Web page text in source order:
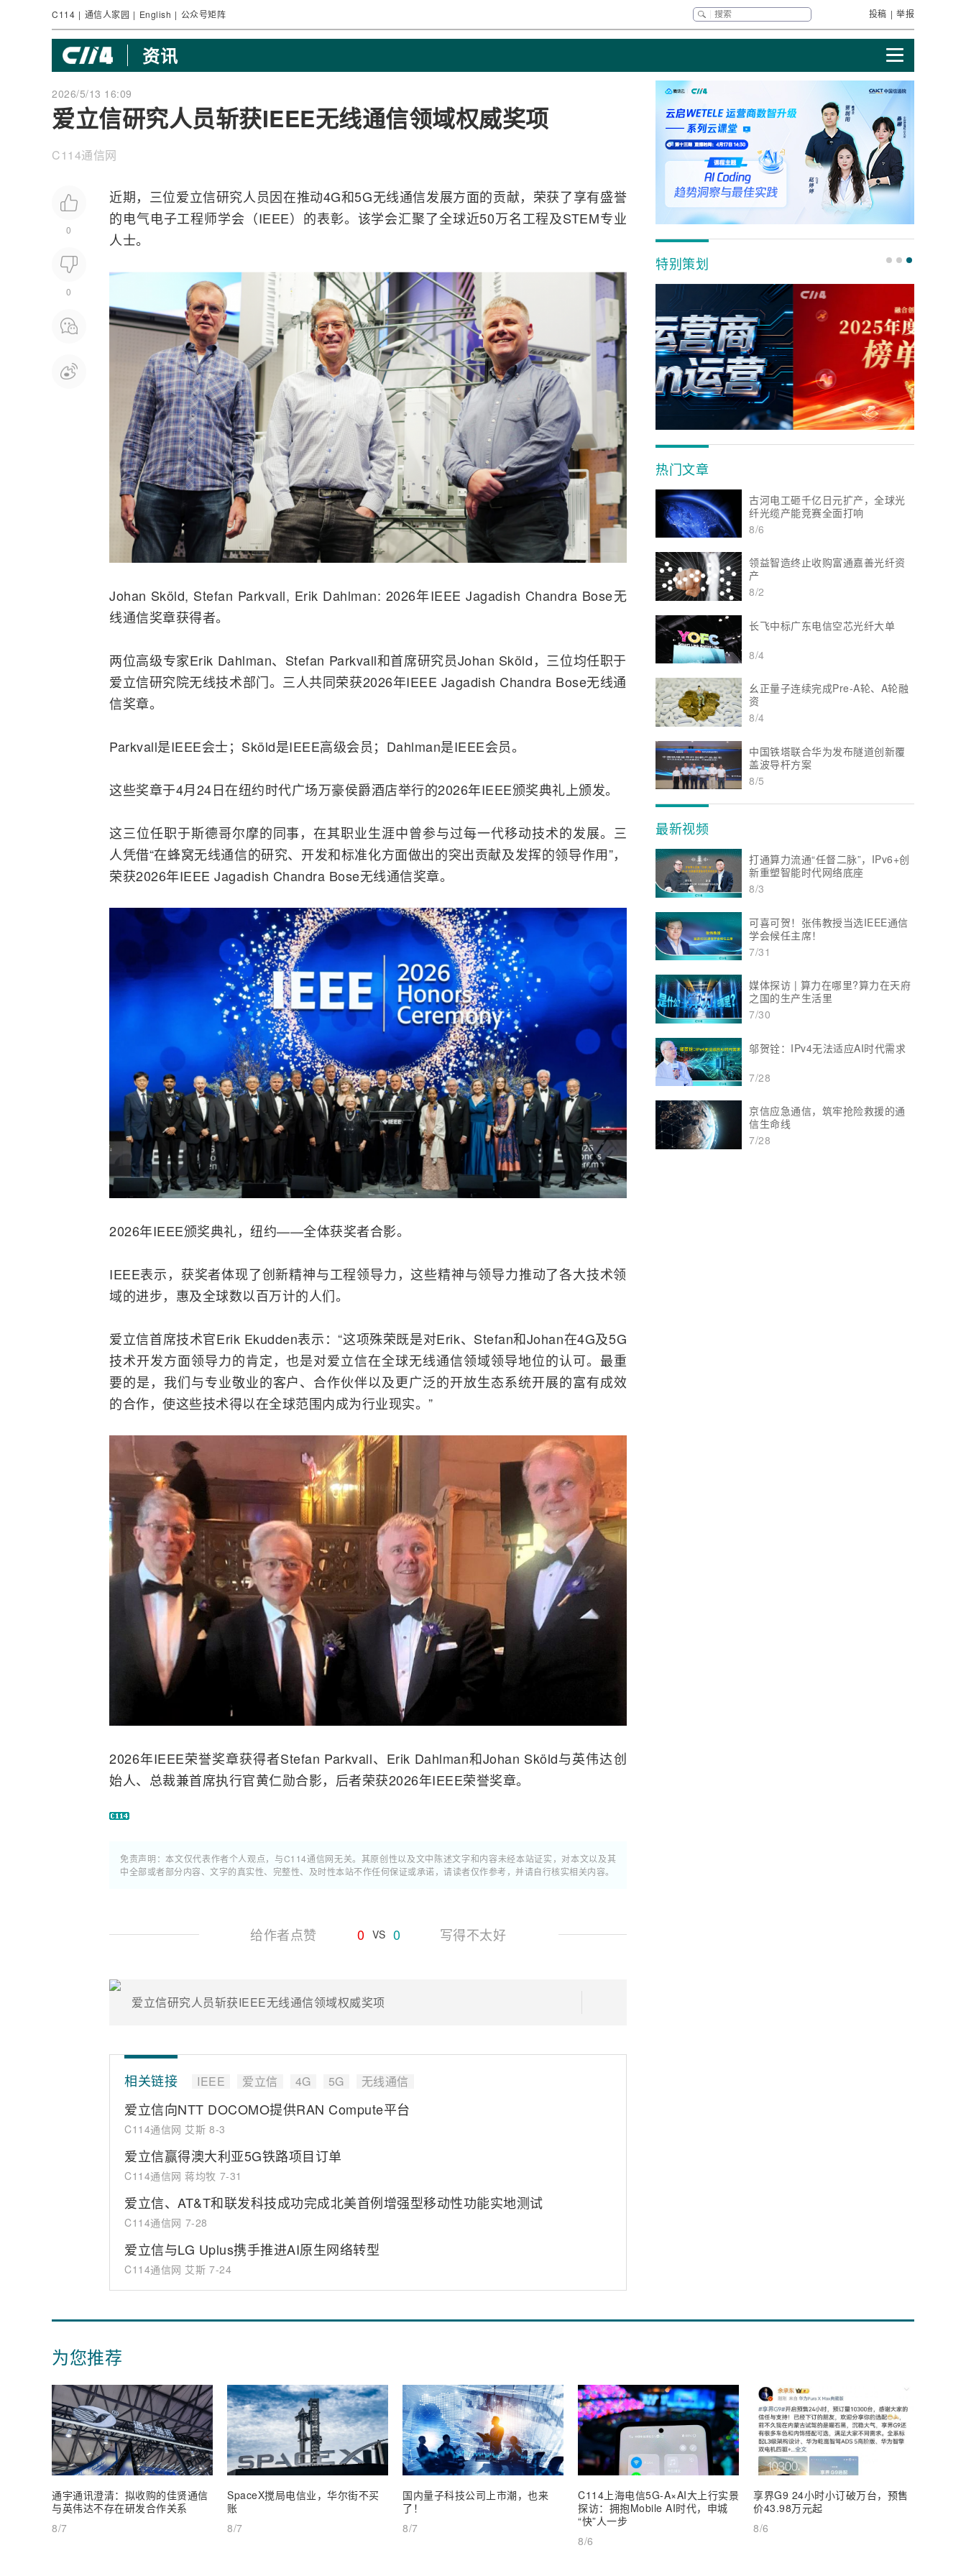
C114 | 通信人家园 | English | 公众号矩阵 投稿 | 举报
资讯
2026/5/13 16:09
爱立信研究人员斩获IEEE无线通信领域权威奖项
C114通信网
0
0
近期，三位爱立信研究人员因在推动4G和5G无线通信发展方面的贡献，荣获了享有盛誉
的电气电子工程师学会（IEEE）的表彰。该学会汇聚了全球近50万名工程及STEM专业
人士。
Johan Sköld, Stefan Parkvall, Erik Dahlman: 2026年IEEE Jagadish Chandra Bose无
线通信奖章获得者。
两位高级专家Erik Dahlman、Stefan Parkvall和首席研究员Johan Sköld，三位均任职于
爱立信研究院无线技术部门。三人共同荣获2026年IEEE Jagadish Chandra Bose无线通
信奖章。
Parkvall是IEEE会士；Sköld是IEEE高级会员；Dahlman是IEEE会员。
这些奖章于4月24日在纽约时代广场万豪侯爵酒店举行的2026年IEEE颁奖典礼上颁发。
这三位任职于斯德哥尔摩的同事，在其职业生涯中曾参与过每一代移动技术的发展。三
人凭借“在蜂窝无线通信的研究、开发和标准化方面做出的突出贡献及发挥的领导作用”，
荣获2026年IEEE Jagadish Chandra Bose无线通信奖章。
2026年IEEE颁奖典礼，纽约——全体获奖者合影。
IEEE表示，获奖者体现了创新精神与工程领导力，这些精神与领导力推动了各大技术领
域的进步，惠及全球数以百万计的人们。
爱立信首席技术官Erik Ekudden表示：“这项殊荣既是对Erik、Stefan和Johan在4G及5G
技术开发方面领导力的肯定，也是对爱立信在全球无线通信领域领导地位的认可。最重
要的是，我们与专业敬业的客户、合作伙伴以及更广泛的开放生态系统开展的富有成效
的合作，使这些技术得以在全球范围内成为行业现实。”
2026年IEEE荣誉奖章获得者Stefan Parkvall、Erik Dahlman和Johan Sköld与英伟达创
始人、总裁兼首席执行官黄仁勋合影，后者荣获2026年IEEE荣誉奖章。
免责声明：本文仅代表作者个人观点，与C114通信网无关。其原创性以及文中陈述文字和内容未经本站证实，对本文以及其
中全部或者部分内容、文字的真实性、完整性、及时性本站不作任何保证或承诺，请读者仅作参考，并请自行核实相关内容。
给作者点赞 0 VS 0 写得不太好
爱立信研究人员斩获IEEE无线通信领域权威奖项
相关链接 IEEE 爱立信 4G 5G 无线通信
爱立信向NTT DOCOMO提供RAN Compute平台
C114通信网 艾斯 8-3
爱立信赢得澳大利亚5G铁路项目订单
C114通信网 蒋均牧 7-31
爱立信、AT&T和联发科技成功完成北美首例增强型移动性功能实地测试
C114通信网 7-28
爱立信与LG Uplus携手推进AI原生网络转型
C114通信网 艾斯 7-24
特别策划
热门文章
古河电工砸千亿日元扩产，全球光
纤光缆产能竞赛全面打响
8/6
领益智造终止收购富通嘉善光纤资
产
8/2
长飞中标广东电信空芯光纤大单
8/4
幺正量子连续完成Pre-A轮、A轮融
资
8/4
中国铁塔联合华为发布隧道创新覆
盖波导杆方案
8/5
最新视频
打通算力流通“任督二脉”，IPv6+创
新重塑智能时代网络底座
8/3
可喜可贺！张伟教授当选IEEE通信
学会候任主席！
7/31
媒体探访 | 算力在哪里?算力在天府
之国的生产生活里
7/30
邬贺铨：IPv4无法适应AI时代需求
7/28
京信应急通信，筑牢抢险救援的通
信生命线
7/28
为您推荐
通宇通讯澄清：拟收购的佳贤通信
与英伟达不存在研发合作关系
8/7
SpaceX搅局电信业，华尔街不买
账
8/7
国内量子科技公司上市潮，也来
了！
8/7
C114上海电信5G-A×AI大上行实景
探访：拥抱Mobile AI时代，申城
“快”人一步
8/6
享界G9 24小时小订破万台，预售
价43.98万元起
8/6